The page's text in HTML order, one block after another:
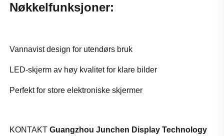
Nøkkelfunksjoner:
Vannavist design for utendørs bruk
LED-skjerm av høy kvalitet for klare bilder
Perfekt for store elektroniske skjermer
KONTAKT Guangzhou Junchen Display Technology